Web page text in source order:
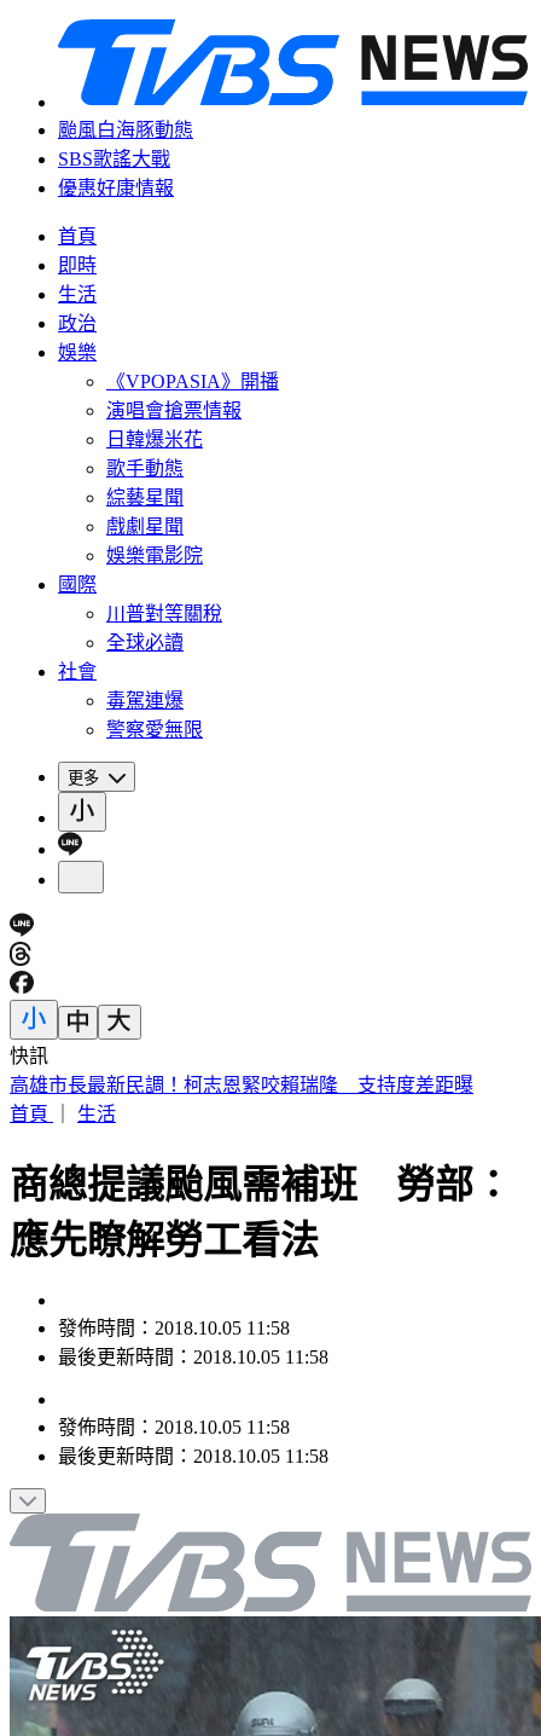
颱風白海豚動態
SBS歌謠大戰
優惠好康情報
首頁
即時
生活
政治
娛樂
《VPOPASIA》開播
演唱會搶票情報
日韓爆米花
歌手動態
綜藝星聞
戲劇星聞
娛樂電影院
國際
川普對等關稅
全球必讀
社會
毒駕連爆
警察愛無限
更多
快訊
伊朗最高領袖爆重傷、繼位後未曾露面！ 官媒：總統上月見
過他
商總提議颱風需補班 勞部：
應先瞭解勞工看法
發佈時間：2018.10.05 11:58
發佈時間：2018.10.05 11:58